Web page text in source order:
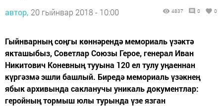
автор, 20 гыйнвар 2018 - 10:00 4837 0 0
Гыйнварның соңгы көннәрендә мемориаль үзәктә
якташыбыз, Советлар Союзы Герое, генерал Иван
Никитович Коневның тууына 120 ел тулу уңаеннан
күргәзмә эшли башлый. Биредә мемориаль үзәкнең
ябык архивында сакланучы уникаль документлар:
геройның тормыш юлы турында үзе язган